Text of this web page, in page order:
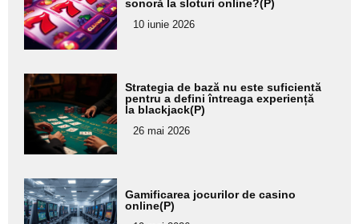
pentru
subtitlu
sonoră la sloturi online?(P)
10 iunie 2026
Adaugă
aici textul
pentru
subtitlu
Strategia de bază nu este suficientă
pentru a defini întreaga experiență
la blackjack(P)
26 mai 2026
Adaugă
aici textul
Gamificarea jocurilor de casino
online(P)